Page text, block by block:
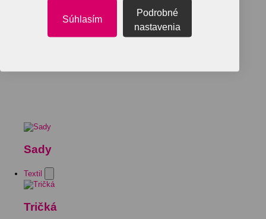
Sady
Textil
Tričká
Súhlasím
Podrobné
nastavenia